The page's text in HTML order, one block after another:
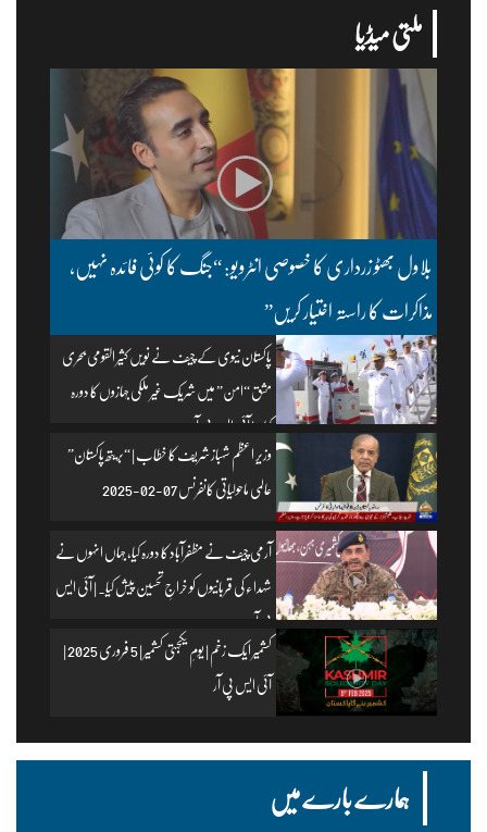
ملتی میڈیا
بلاول بھٹو زرداری کا خصوصی انٹرویو: “جنگ کا کوئی فائدہ نہیں،
مذاکرات کا راستہ اختیار کریں”
پاکستان نیوی کے چیف نے نویں کثیر القومی بحری
مشق “امن” میں شریک غیر ملکی جہازوں کا دورہ
کیا۔ | آئی ایس پی آر
وزیرِ اعظم شہباز شریف کا خطاب | “بریتھ پاکستان”
عالمی ماحولیاتی کانفرنس 07-02-2025
آرمی چیف نے مظفرآباد کا دورہ کیا، جہاں انہوں نے
شہداء کی قربانیوں کو خراجِ تحسین پیش کیا۔ | آئی ایس
پی آر
کشمیر ایک زخم | یومِ یکجہتی کشمیر | 5 فروری 2025 |
آئی ایس پی آر
ہمارے بارے میں